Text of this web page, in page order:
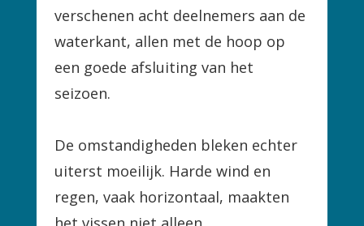
verschenen acht deelnemers aan de
waterkant, allen met de hoop op
een goede afsluiting van het
seizoen.
De omstandigheden bleken echter
uiterst moeilijk. Harde wind en
regen, vaak horizontaal, maakten